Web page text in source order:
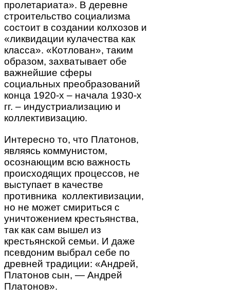
пролетариата». В деревне
строительство социализма
состоит в создании колхозов и
«ликвидации кулачества как
класса». «Котлован», таким
образом, захватывает обе
важнейшие сферы
социальных преобразований
конца 1920-х – начала 1930-х
гг. – индустриализацию и
коллективизацию.
Интересно то, что Платонов,
являясь коммунистом,
осознающим всю важность
происходящих процессов, не
выступает в качестве
противника коллективизации,
но не может смириться с
уничтожением крестьянства,
так как сам вышел из
крестьянской семьи. И даже
псевдоним выбрал себе по
древней традиции: «Андрей,
Платонов сын, — Андрей
Платонов».